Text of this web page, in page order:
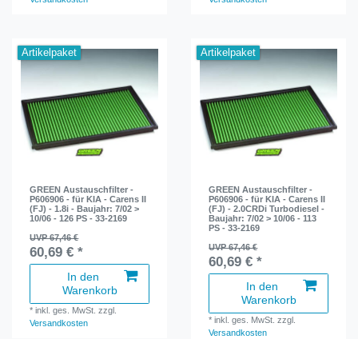
Artikelpaket
GREEN Austauschfilter -
P606906 - für KIA - Carens II
(FJ) - 1.8i - Baujahr: 7/02 >
10/06 - 126 PS - 33-2169
UVP 67,46 €
60,69 € *
In den
Warenkorb
*inkl. ges. MwSt. zzgl.
Versandkosten
Artikelpaket
GREEN Austauschfilter -
P606906 - für KIA - Carens II
(FJ) - 2.0CRDi Turbodiesel -
Baujahr: 7/02 > 10/06 - 113
PS - 33-2169
UVP 67,46 €
60,69 € *
In den
Warenkorb
*inkl. ges. MwSt. zzgl.
Versandkosten